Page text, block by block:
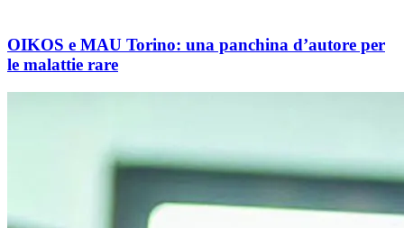
OIKOS e MAU Torino: una panchina d’autore per
le malattie rare